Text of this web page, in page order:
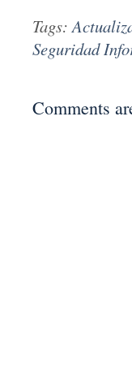
Tags:
Seguridad
Comments